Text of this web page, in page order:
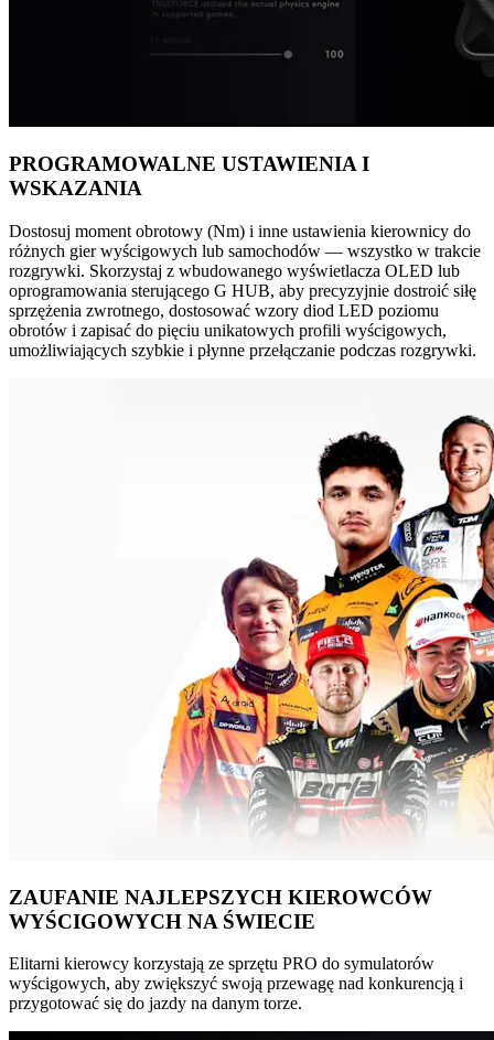
PROGRAMOWALNE USTAWIENIA I
WSKAZANIA
Dostosuj moment obrotowy (Nm) i inne ustawienia kierownicy do
różnych gier wyścigowych lub samochodów — wszystko w trakcie
rozgrywki. Skorzystaj z wbudowanego wyświetlacza OLED lub
oprogramowania sterującego G HUB, aby precyzyjnie dostroić siłę
sprzężenia zwrotnego, dostosować wzory diod LED poziomu
obrotów i zapisać do pięciu unikatowych profili wyścigowych,
umożliwiających szybkie i płynne przełączanie podczas rozgrywki.
ZAUFANIE NAJLEPSZYCH KIEROWCÓW
WYŚCIGOWYCH NA ŚWIECIE
Elitarni kierowcy korzystają ze sprzętu PRO do symulatorów
wyścigowych, aby zwiększyć swoją przewagę nad konkurencją i
przygotować się do jazdy na danym torze.